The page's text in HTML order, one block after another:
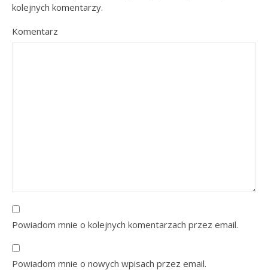
kolejnych komentarzy.
Komentarz
Powiadom mnie o kolejnych komentarzach przez email.
Powiadom mnie o nowych wpisach przez email.